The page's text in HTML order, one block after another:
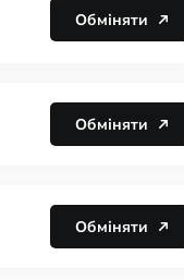
Обміняти
Обміняти
Обміняти